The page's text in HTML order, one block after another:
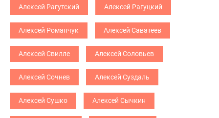
Алексей Рагутский Алексей Рагуцкий
Алексей Романчук Алексей Саватеев
Алексей Свилле Алексей Соловьев
Алексей Сочнев Алексей Суздаль
Алексей Сушко Алексей Сычкин